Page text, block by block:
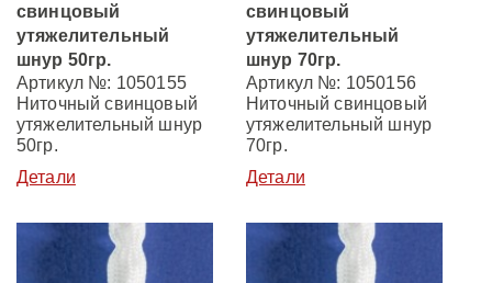
свинцовый
утяжелительный
шнур 50гр.
Артикул №: 1050155
Ниточный свинцовый
утяжелительный шнур
50гр.
Детали
свинцовый
утяжелительный
шнур 70гр.
Артикул №: 1050156
Ниточный свинцовый
утяжелительный шнур
70гр.
Детали